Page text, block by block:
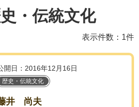
・伝統文化
表示件数：1件
開日：2016年12月16日
歴史・伝統文化
井 尚夫